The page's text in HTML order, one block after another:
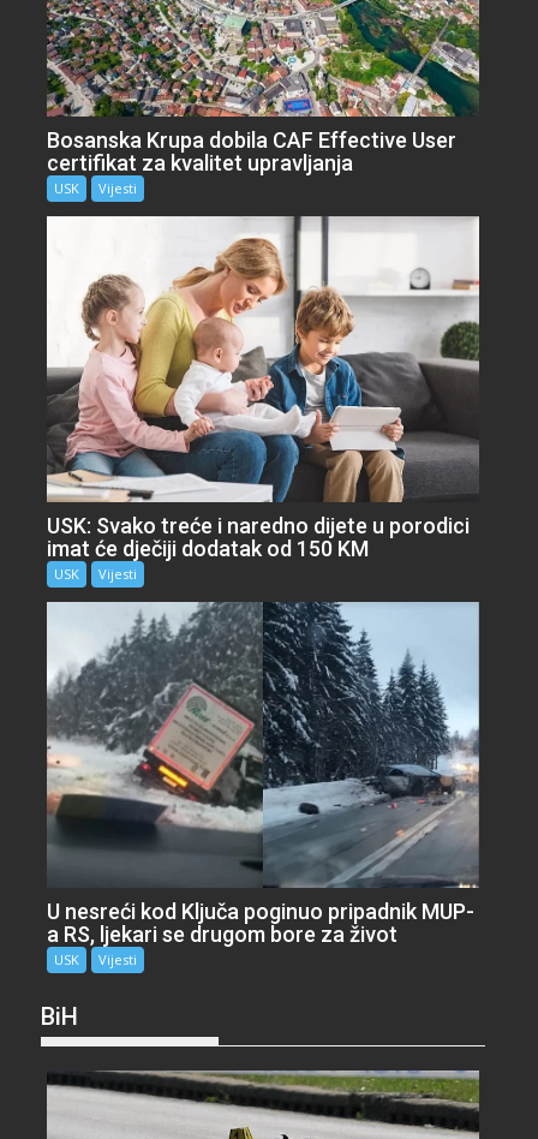
Bosanska Krupa dobila CAF Effective User
certifikat za kvalitet upravljanja
USK Vijesti
USK: Svako treće i naredno dijete u porodici
imat će dječiji dodatak od 150 KM
USK Vijesti
U nesreći kod Ključa poginuo pripadnik MUP-
a RS, ljekari se drugom bore za život
USK Vijesti
BiH